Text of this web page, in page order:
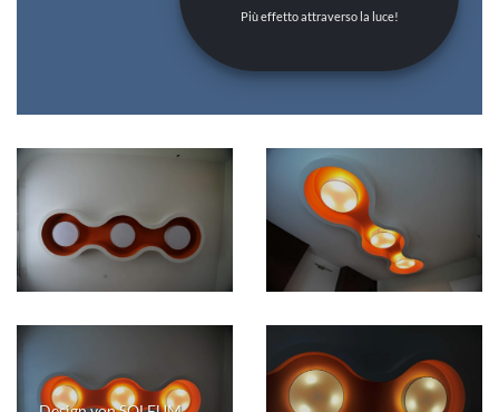
Più effetto attraverso la luce!